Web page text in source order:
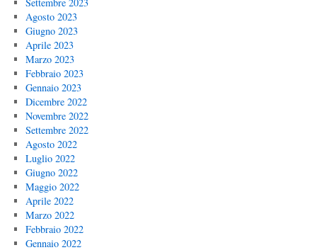
Agosto 2023
Giugno 2023
Aprile 2023
Marzo 2023
Febbraio 2023
Gennaio 2023
Dicembre 2022
Novembre 2022
Settembre 2022
Agosto 2022
Luglio 2022
Giugno 2022
Maggio 2022
Aprile 2022
Marzo 2022
Febbraio 2022
Gennaio 2022